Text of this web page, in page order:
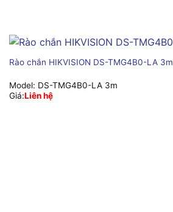
Rào chắn HIKVISION DS-TMG4B0-LA 3m
Model: DS-TMG4B0-LA 3m
Giá:Liên hệ